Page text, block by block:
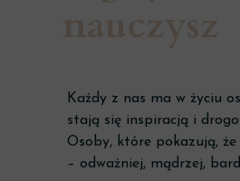
Każdy z nas ma w życiu
stają się inspiracją i
Osoby, które pokazują, że
– odważniej, mądrzej,